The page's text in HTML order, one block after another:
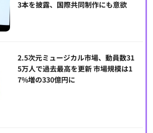
3本を披露、国際共同制作にも意欲
2.5次元ミュージカル市場、動員数31
5万人で過去最高を更新 市場規模は1
7%増の330億円に